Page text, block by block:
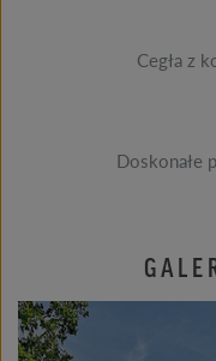
Cegła z
Doskonałe